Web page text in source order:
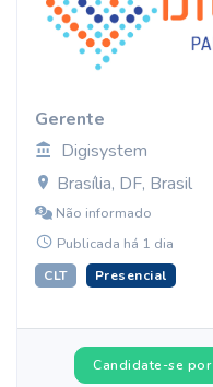
Gerente
Digisystem
Brasília, DF, Brasil
Não informado
Publicada há 1 dia
CLT Presencial
Candidate-se por